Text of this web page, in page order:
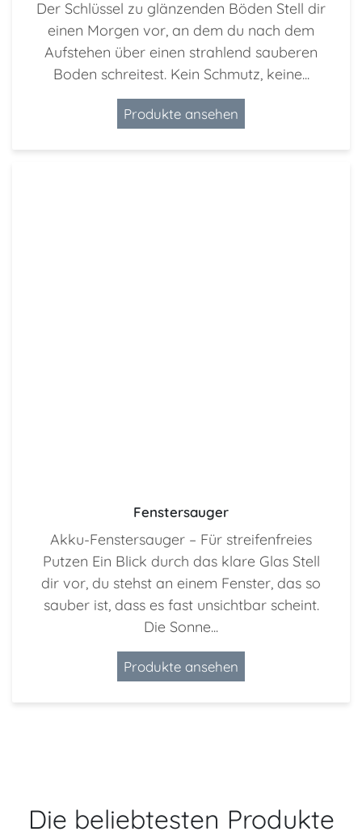
Der Schlüssel zu glänzenden Böden Stell dir
einen Morgen vor, an dem du nach dem
Aufstehen über einen strahlend sauberen
Boden schreitest. Kein Schmutz, keine...
Produkte ansehen
Fenstersauger
Akku-Fenstersauger – Für streifenfreies
Putzen Ein Blick durch das klare Glas Stell
dir vor, du stehst an einem Fenster, das so
sauber ist, dass es fast unsichtbar scheint.
Die Sonne...
Produkte ansehen
Die beliebtesten Produkte